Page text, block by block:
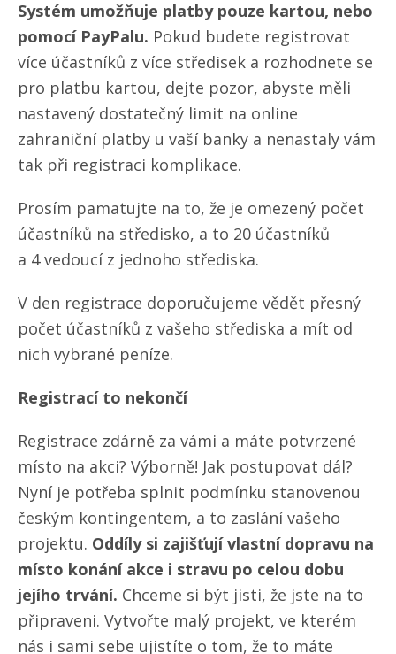
Systém umožňuje platby pouze kartou, nebo
pomocí PayPalu. Pokud budete registrovat
více účastníků z více středisek a rozhodnete se
pro platbu kartou, dejte pozor, abyste měli
nastavený dostatečný limit na online
zahraniční platby u vaší banky a nenastaly vám
tak při registraci komplikace.
Prosím pamatujte na to, že je omezený počet
účastníků na středisko, a to 20 účastníků
a 4 vedoucí z jednoho střediska.
V den registrace doporučujeme vědět přesný
počet účastníků z vašeho střediska a mít od
nich vybrané peníze.
Registrací to nekončí
Registrace zdárně za vámi a máte potvrzené
místo na akci? Výborně! Jak postupovat dál?
Nyní je potřeba splnit podmínku stanovenou
českým kontingentem, a to zaslání vašeho
projektu. Oddíly si zajišťují vlastní dopravu na
místo konání akce i stravu po celou dobu
jejího trvání. Chceme si být jisti, že jste na to
připraveni. Vytvořte malý projekt, ve kterém
nás i sami sebe ujistíte o tom, že to máte